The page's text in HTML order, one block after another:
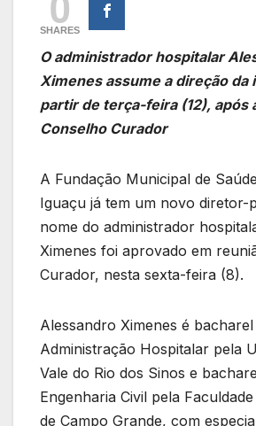
SHARES
O administrador hospitalar
Ximenes assume a direção da
partir de terça-feira (12), após
Conselho Curador
A Fundação Municipal de
Iguaçu já tem um novo diretor-
nome do administrador
Ximenes foi aprovado em
Curador, nesta sexta-feira (8).
Alessandro Ximenes é
Administração Hospitalar pela
Vale do Rio dos Sinos e
Engenharia Civil pela
de Campo Grande, com